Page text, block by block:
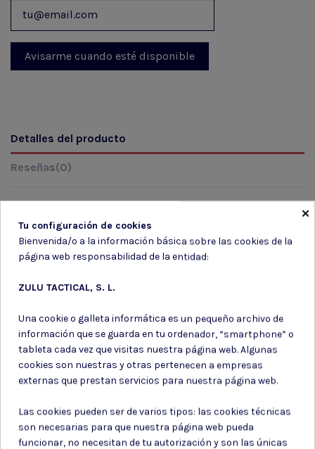
Detalles del producto
Reseñas(0)
Marca
Suscríbete a nuestro boletín
Puede darse de baja en cualquier momento. Para ello, consulte nuestra
información de contacto en el aviso legal.
×
Tu configuración de cookies
Bienvenida/o a la información básica sobre las cookies de la
página web responsabilidad de la entidad:
ZULU TACTICAL, S. L.
Una cookie o galleta informática es un pequeño archivo de
información que se guarda en tu ordenador, “smartphone” o
tableta cada vez que visitas nuestra página web. Algunas
cookies son nuestras y otras pertenecen a empresas
externas que prestan servicios para nuestra página web.
Las cookies pueden ser de varios tipos: las cookies técnicas
son necesarias para que nuestra página web pueda
funcionar, no necesitan de tu autorización y son las únicas